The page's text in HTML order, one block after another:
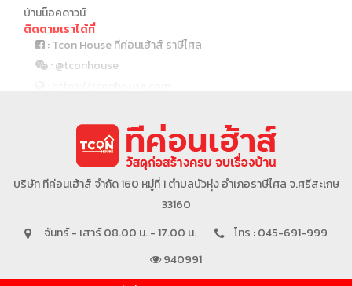
บ้านน็อคดาวน์
ติดตามเราได้ที่
: Tcon House ทีค่อนเฮ้าส์ ราษีไศล
: @tconhouse
บริษัทในเครือ
บริษัท ทีค่อนเฮ้าส์ จำกัด 160 หมู่ที่ 1 ตำบลบัวหุ่ง อำเภอราษีไศล จ.ศรีสะเกษ
33160
จันทร์ - เสาร์ 08.00 น. - 17.00 น.
โทร : 045-691-999
940991